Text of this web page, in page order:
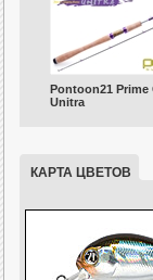
Pontoon21 Prime
Unitra
КАРТА ЦВЕТОВ